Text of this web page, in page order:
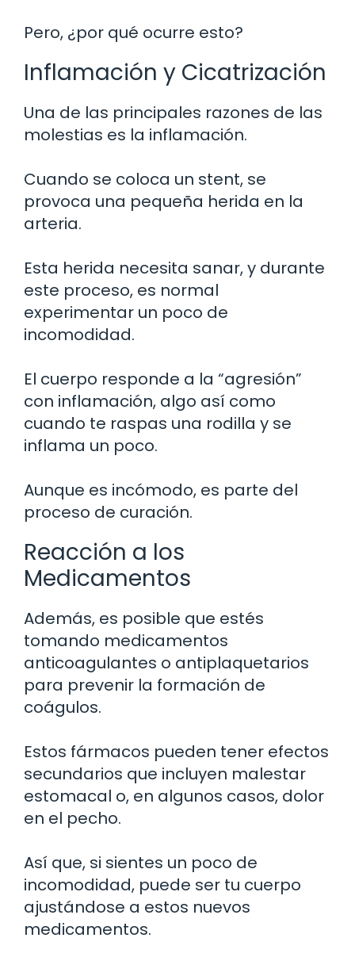
Pero, ¿por qué ocurre esto?
Inflamación y Cicatrización
Una de las principales razones de las
molestias es la inflamación.
Cuando se coloca un stent, se
provoca una pequeña herida en la
arteria.
Esta herida necesita sanar, y durante
este proceso, es normal
experimentar un poco de
incomodidad.
El cuerpo responde a la “agresión”
con inflamación, algo así como
cuando te raspas una rodilla y se
inflama un poco.
Aunque es incómodo, es parte del
proceso de curación.
Reacción a los
Medicamentos
Además, es posible que estés
tomando medicamentos
anticoagulantes o antiplaquetarios
para prevenir la formación de
coágulos.
Estos fármacos pueden tener efectos
secundarios que incluyen malestar
estomacal o, en algunos casos, dolor
en el pecho.
Así que, si sientes un poco de
incomodidad, puede ser tu cuerpo
ajustándose a estos nuevos
medicamentos.